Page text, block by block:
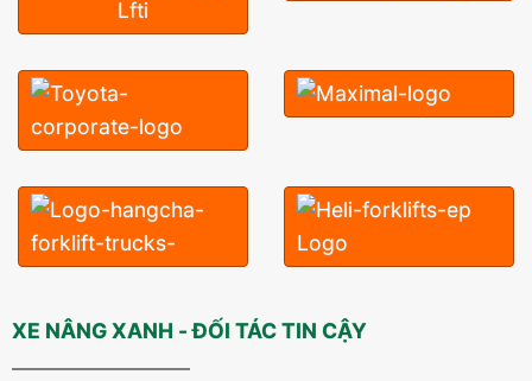
XE NÂNG XANH - ĐỐI TÁC TIN CẬY